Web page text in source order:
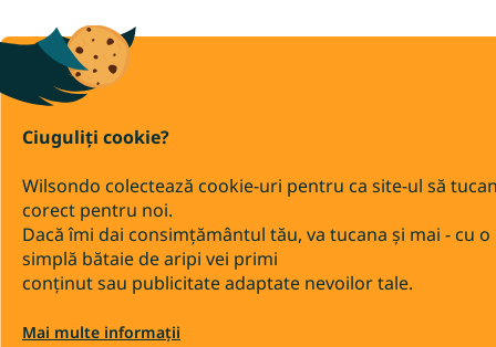
Ciuguliți cookie?
Wilsondo colectează cookie-uri pentru ca site-ul să
corect pentru noi.
Dacă îmi dai consimțământul tău, va tucana și mai - cu o
simplă bătaie de aripi vei primi
conținut sau publicitate adaptate nevoilor tale.
Mai multe informații